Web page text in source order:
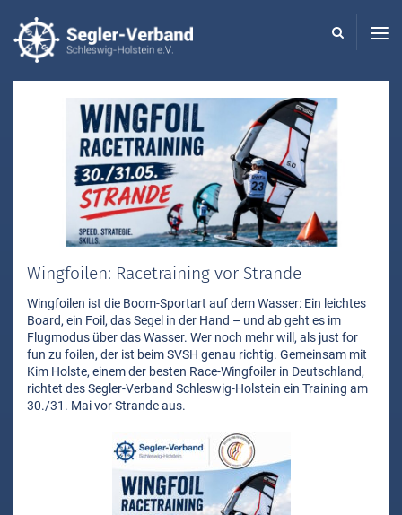
Wingfoilen: Racetraining vor Strande
Wingfoilen ist die Boom-Sportart auf dem Wasser: Ein leichtes
Board, ein Foil, das Segel in der Hand – und ab geht es im
Flugmodus über das Wasser. Wer noch mehr will, als just for
fun zu foilen, der ist beim SVSH genau richtig. Gemeinsam mit
Kim Holste, einem der besten Race-Wingfoiler in Deutschland,
richtet des Segler-Verband Schleswig-Holstein ein Training am
30./31. Mai vor Strande aus.